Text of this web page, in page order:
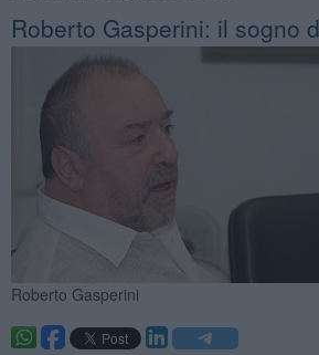
​Roberto Gasperini: il sogno
Roberto Gasperini